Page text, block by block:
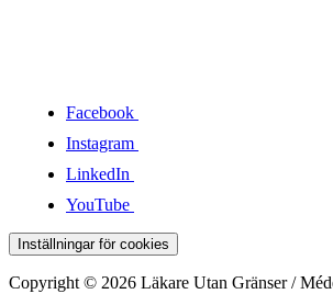
Facebook
Instagram
LinkedIn
YouTube
Inställningar för cookies
Copyright © 2026 Läkare Utan Gränser /